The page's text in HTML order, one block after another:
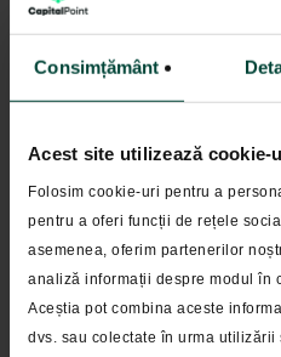
Consimțământ
Acest site utilizează cookie-
Folosim cookie-uri pentru a
pentru a oferi funcții de rețele
asemenea, oferim partenerilor
analiză informații despre modul în
Aceștia pot combina aceste
dvs. sau colectate în urma
CLASA
PERIOADA MINIMA
Mai